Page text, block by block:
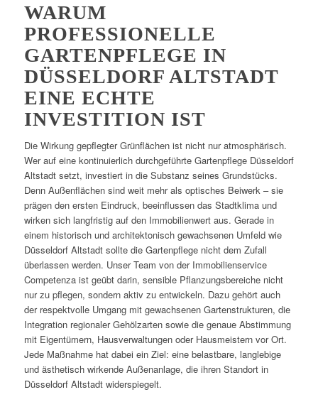
WARUM
PROFESSIONELLE
GARTENPFLEGE IN
DÜSSELDORF ALTSTADT
EINE ECHTE
INVESTITION IST
Die Wirkung gepflegter Grünflächen ist nicht nur atmosphärisch.
Wer auf eine kontinuierlich durchgeführte Gartenpflege Düsseldorf
Altstadt setzt, investiert in die Substanz seines Grundstücks.
Denn Außenflächen sind weit mehr als optisches Beiwerk – sie
prägen den ersten Eindruck, beeinflussen das Stadtklima und
wirken sich langfristig auf den Immobilienwert aus. Gerade in
einem historisch und architektonisch gewachsenen Umfeld wie
Düsseldorf Altstadt sollte die Gartenpflege nicht dem Zufall
überlassen werden. Unser Team von der Immobilienservice
Competenza ist geübt darin, sensible Pflanzungsbereiche nicht
nur zu pflegen, sondern aktiv zu entwickeln. Dazu gehört auch
der respektvolle Umgang mit gewachsenen Gartenstrukturen, die
Integration regionaler Gehölzarten sowie die genaue Abstimmung
mit Eigentümern, Hausverwaltungen oder Hausmeistern vor Ort.
Jede Maßnahme hat dabei ein Ziel: eine belastbare, langlebige
und ästhetisch wirkende Außenanlage, die ihren Standort in
Düsseldorf Altstadt widerspiegelt.